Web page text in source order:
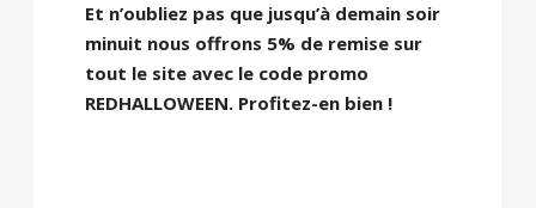
Et n’oubliez pas que jusqu’à demain soir
minuit nous offrons 5% de remise sur
tout le site avec le code promo
REDHALLOWEEN. Profitez-en bien !